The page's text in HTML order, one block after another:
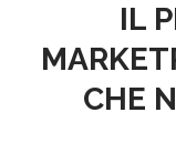
IL
CHE